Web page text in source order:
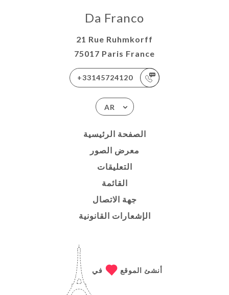
Da Franco
21 Rue Ruhmkorff
75017 Paris France
+33145724120
AR
الصفحة الرئيسية
معرض الصور
التعليقات
القائمة
جهة الاتصال
الإشعارات القانونية
أنشئ الموقع في